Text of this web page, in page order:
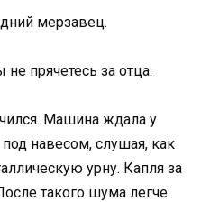
мерзавец.
прячетесь за отца.
Машина ждала у
навесом, слушая, как
урну. Капля за
такого шума легче